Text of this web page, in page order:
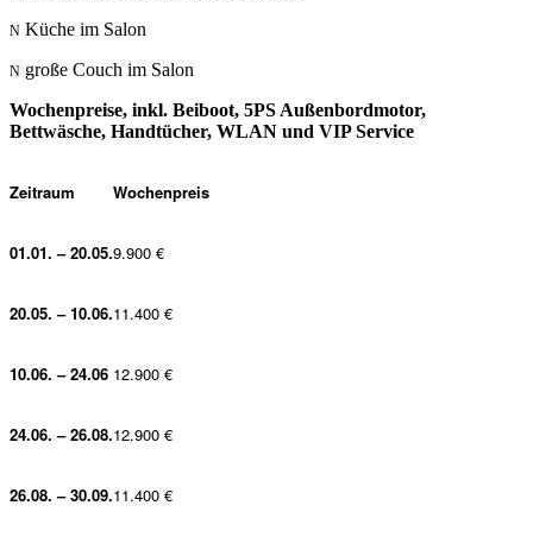
Küche im Salon
große Couch im Salon
Wochenpreise, inkl. Beiboot, 5PS Außenbordmotor,
Bettwäsche, Handtücher, WLAN und VIP Service
Zeitraum Wochenpreis
01.01. – 20.05.9.900 €
20.05. – 10.06.11.400 €
10.06. – 24.06 12.900 €
24.06. – 26.08.12.900 €
26.08. – 30.09.11.400 €